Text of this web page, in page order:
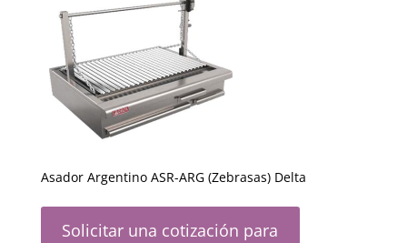
Asador Argentino ASR-ARG (Zebrasas) Delta
Solicitar una cotización para